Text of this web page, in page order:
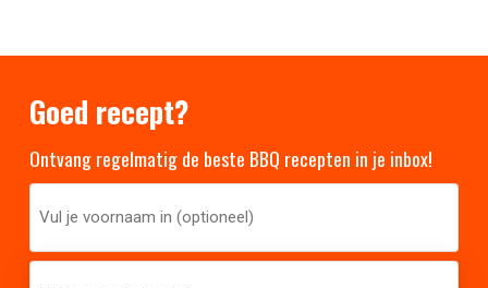
Goed recept?
Ontvang regelmatig de beste BBQ recepten in je inbox!